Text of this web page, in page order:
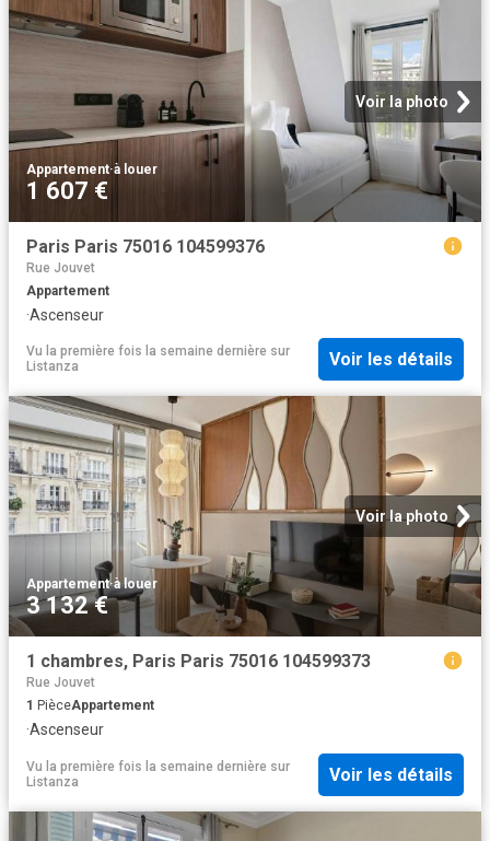
Voir la photo
Appartement·à louer
1 607 €
Paris Paris 75016 104599376
Rue Jouvet
Appartement
·Ascenseur
Vu la première fois la semaine dernière sur
Listanza
Voir les détails
Voir la photo
Appartement·à louer
3 132 €
1 chambres, Paris Paris 75016 104599373
Rue Jouvet
1 PièceAppartement
·Ascenseur
Vu la première fois la semaine dernière sur
Listanza
Voir les détails